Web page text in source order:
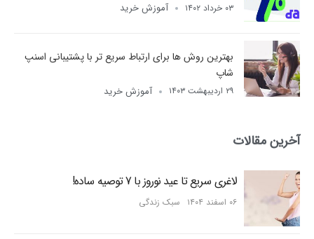
۰۳ خرداد ۱۴۰۲ آموزش خرید
بهترین روش ها برای ارتباط سریع تر با پشتیبانی اسنپ
شاپ
۲۹ اردیبهشت ۱۴۰۳ آموزش خرید
آخرین مقالات
لاغری سریع تا عید نوروز با 7 توصیه ساده!
۰۶ اسفند ۱۴۰۴ سبک زندگی